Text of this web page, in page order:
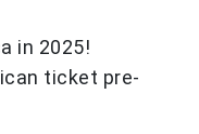
in 2025!
ticket pre-